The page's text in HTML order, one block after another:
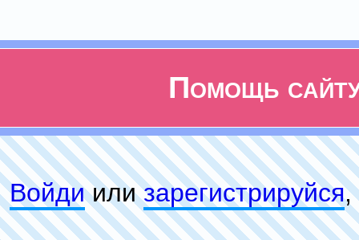
Помощь
Войдиилизарeгиcтpируйся,